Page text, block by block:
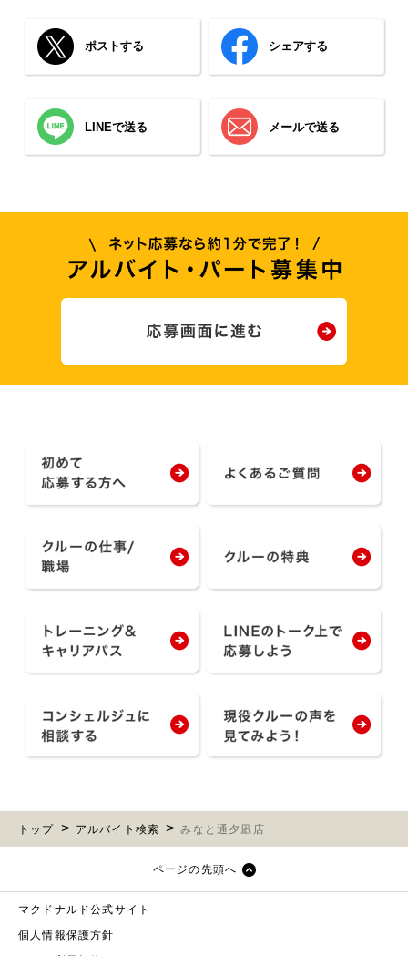
ポストする シェアする
LINEで送る メールで送る
トップ アルバイト検索 みなと通夕凪店
ページの先頭へ
マクドナルド公式サイト
個人情報保護方針